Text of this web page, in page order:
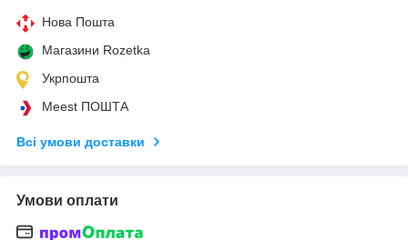
Нова Пошта
Магазини Rozetka
Укрпошта
Meest ПОШТА
Всі умови доставки
Умови оплати